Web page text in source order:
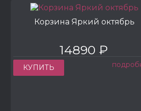
Корзина Яркий октябрь
14890 ₽
КУПИТЬ